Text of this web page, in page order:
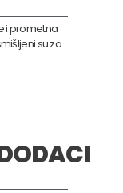
i prometna
su za